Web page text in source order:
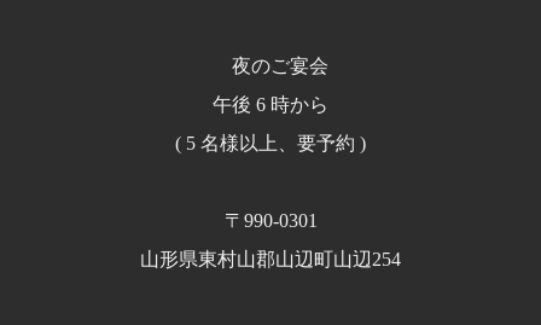
夜のご宴会
午後 6 時から
( 5 名様以上、要予約 )
〒990-0301
山形県東村山郡山辺町山辺254